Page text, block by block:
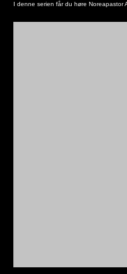
I denne serien får du høre Noreapastor